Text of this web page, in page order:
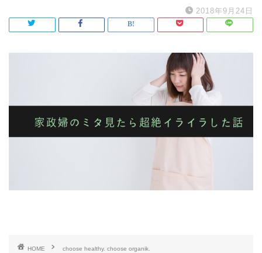
2018年9月24日
HOME choose healthy. choose organik.